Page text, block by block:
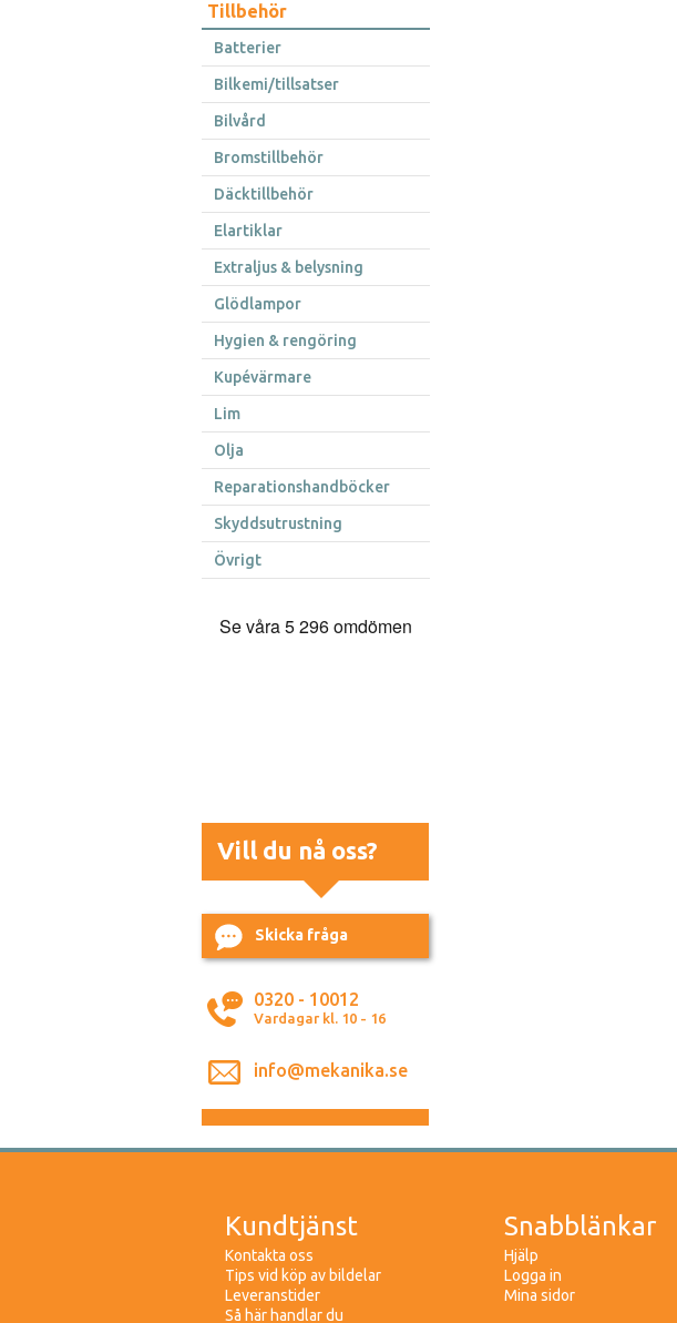
Tillbehör
Batterier
Bilkemi/tillsatser
Bilvård
Bromstillbehör
Däcktillbehör
Elartiklar
Extraljus & belysning
Glödlampor
Hygien & rengöring
Kupévärmare
Lim
Olja
Reparationshandböcker
Skyddsutrustning
Övrigt
Vill du nå oss?
Skicka fråga
0320 - 10012
Vardagar kl. 10 - 16
info@mekanika.se
Kundtjänst
Kontakta oss
Tips vid köp av bildelar
Leveranstider
Så här handlar du
Snabblänkar
Hjälp
Logga in
Mina sidor